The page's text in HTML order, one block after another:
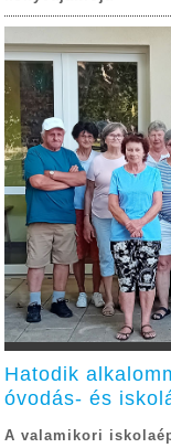
Hatodik
óvodás- és
A valamikori